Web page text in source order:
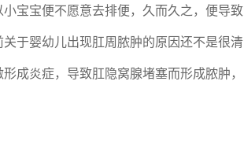
宝宝便不愿意去排便，久而久之，便导致
于婴幼儿出现肛周脓肿的原因还不是很清
成炎症，导致肛隐窝腺堵塞而形成脓肿，